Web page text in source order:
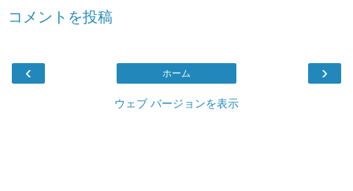
コメントを投稿
‹ ›
ホーム
ウェブ バージョンを表示